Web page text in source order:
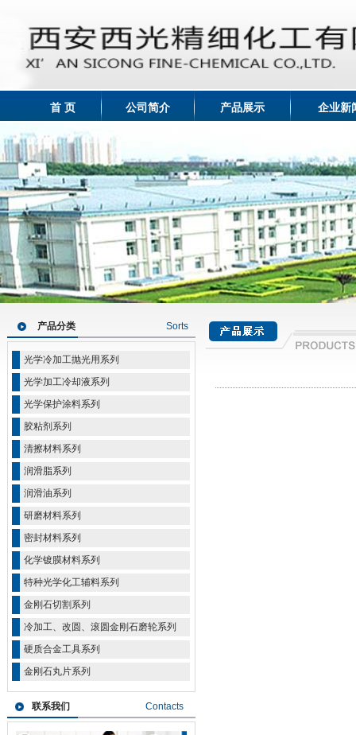
首 页 公司简介 产品展示 企业新
产品分类 Sorts
光学冷加工抛光用系列
光学加工冷却液系列
光学保护涂料系列
胶粘剂系列
清擦材料系列
润滑脂系列
润滑油系列
研磨材料系列
密封材料系列
化学镀膜材料系列
特种光学化工辅料系列
金刚石切割系列
冷加工、改圆、滚圆金刚石磨轮系列
硬质合金工具系列
金刚石丸片系列
联系我们 Contacts